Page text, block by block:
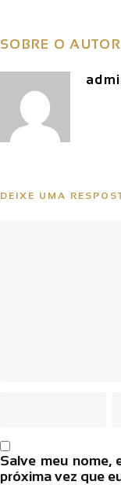
SOBRE O
DEIXE UMA
Salve meu nome,
próxima vez que